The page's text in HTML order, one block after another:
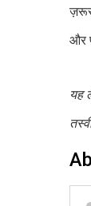
और
यह